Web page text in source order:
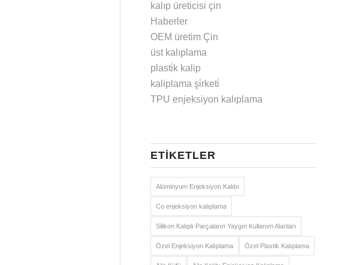
kalıp üreticisi çin
Haberler
OEM üretim Çin
üst kalıplama
plasti̇k kalip
kaliplama şi̇rketi̇
TPU enjeksiyon kalıplama
ETIKETLER
Alüminyum Enjeksiyon Kalıbı
Co enjeksiyon kalıplama
Silikon Kalıplı Parçaların Yaygın Kullanım Alanları
Özel Enjeksiyon Kalıplama Özel Plastik Kalıplama